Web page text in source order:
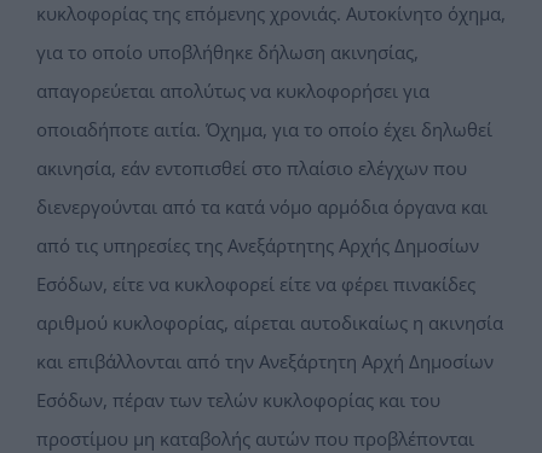
κυκλοφορίας της επόμενης χρονιάς. Αυτοκίνητο όχημα,
για το οποίο υποβλήθηκε δήλωση ακινησίας,
απαγορεύεται απολύτως να κυκλοφορήσει για
οποιαδήποτε αιτία. Όχημα, για το οποίο έχει δηλωθεί
ακινησία, εάν εντοπισθεί στο πλαίσιο ελέγχων που
διενεργούνται από τα κατά νόμο αρμόδια όργανα και
από τις υπηρεσίες της Ανεξάρτητης Αρχής Δημοσίων
Εσόδων, είτε να κυκλοφορεί είτε να φέρει πινακίδες
αριθμού κυκλοφορίας, αίρεται αυτοδικαίως η ακινησία
και επιβάλλονται από την Ανεξάρτητη Αρχή Δημοσίων
Εσόδων, πέραν των τελών κυκλοφορίας και του
προστίμου μη καταβολής αυτών που προβλέπονται